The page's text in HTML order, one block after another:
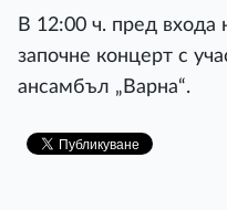
В 12:00 ч. пред входа
започне концерт с
ансамбъл „Варна“.